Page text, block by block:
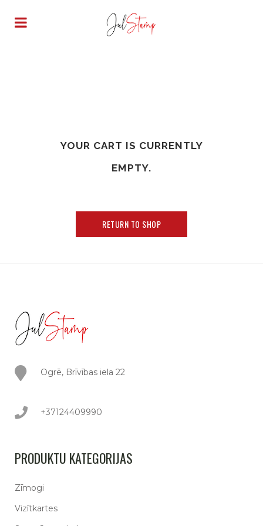
YOUR CART IS CURRENTLY
EMPTY.
RETURN TO SHOP
Ogrē, Brīvības iela 22
+37124409990
PRODUKTU KATEGORIJAS
Zīmogi
Vizītkartes